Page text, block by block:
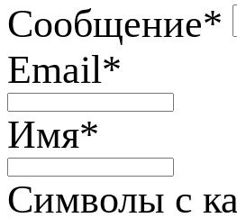
Сообщение*
Email*
Имя*
Символы с